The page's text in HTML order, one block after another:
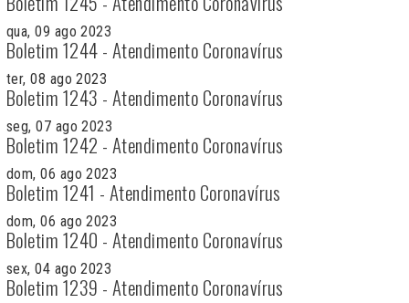
qua, 09 ago 2023
Boletim 1244 - Atendimento Coronavírus
ter, 08 ago 2023
Boletim 1243 - Atendimento Coronavírus
seg, 07 ago 2023
Boletim 1242 - Atendimento Coronavírus
dom, 06 ago 2023
Boletim 1241 - Atendimento Coronavírus
dom, 06 ago 2023
Boletim 1240 - Atendimento Coronavírus
sex, 04 ago 2023
Boletim 1239 - Atendimento Coronavírus